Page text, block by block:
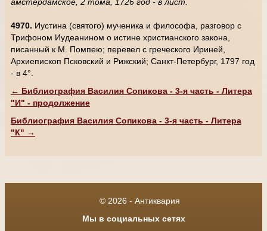
4970. Иустина (святого) мученика и философа, разговор с
Трифоном Иудеанином о истине христианского закона,
писанный к М. Помпею; перевел с греческого Ириней,
Архиепископ Псковский и Рижский; Санкт-Петербург, 1797 год
- в 4°.
← Библиография Василия Сопикова - 3-я часть - Литера
"И" - продолжение
Библиография Василия Сопикова - 3-я часть - Литера
"К" →
© 2026 - Антиквария
Мы в социальных сетях